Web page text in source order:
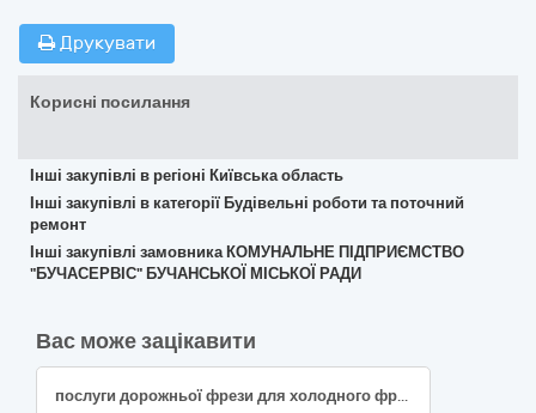
Друкувати
Корисні посилання
Інші закупівлі в регіоні Київська область
Інші закупівлі в категорії Будівельні роботи та поточний
ремонт
Інші закупівлі замовника КОМУНАЛЬНЕ ПІДПРИЄМСТВО
"БУЧАСЕРВІС" БУЧАНСЬКОЇ МІСЬКОЇ РАДИ
Вас може зацікавити
послуги дорожньої фрези для холодного фрезерування асфальтобетонного покриття (Код за ДК 021:2015 - 45230000-8 - Будівництво трубопроводів, ліній зв’язку та електропередач, шосе, доріг, аеродромів і залізничних доріг; вирівнювання поверхонь)